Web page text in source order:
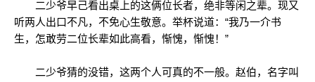
二少爷早己看出桌上的这俩位长者，绝非等闲之辈。现又
听两人出口不凡，不免心生敬意。举杯说道：“我乃一介书
生，怎敢劳二位长辈如此高看，惭愧，惭愧！”
二少爷猜的没错，这两个人可真的不一般。赵伯，名字叫